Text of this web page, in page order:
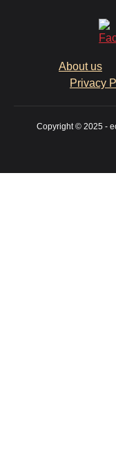
About us
Privacy
Copyright © 2025 -